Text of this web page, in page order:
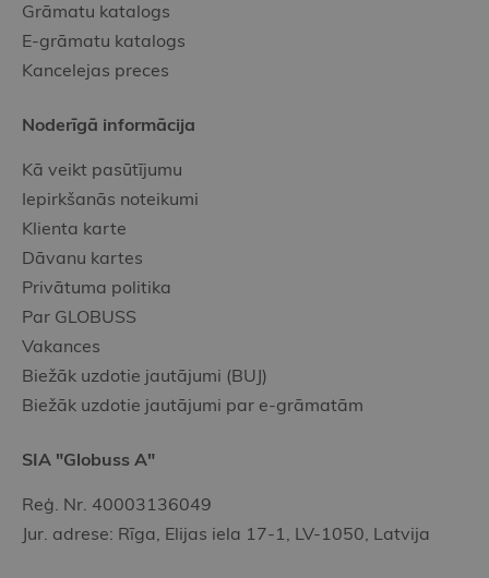
Grāmatu katalogs
E-grāmatu katalogs
Kancelejas preces
Noderīgā informācija
Kā veikt pasūtījumu
Iepirkšanās noteikumi
Klienta karte
Dāvanu kartes
Privātuma politika
Par GLOBUSS
Vakances
Biežāk uzdotie jautājumi (BUJ)
Biežāk uzdotie jautājumi par e-grāmatām
SIA "Globuss A"
Reģ. Nr. 40003136049
Jur. adrese: Rīga, Elijas iela 17-1, LV-1050, Latvija